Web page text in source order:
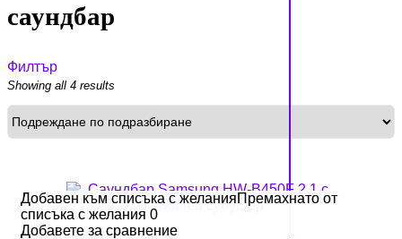
саундбар
Филтър
Showing all 4 results
Добавен към списъка с желанияПремахнато от
списъка с желания 0
Добавете за сравнение
Добавен към списъка с желанияПремахнато от
списъка с желания 0
Добавете за сравнение